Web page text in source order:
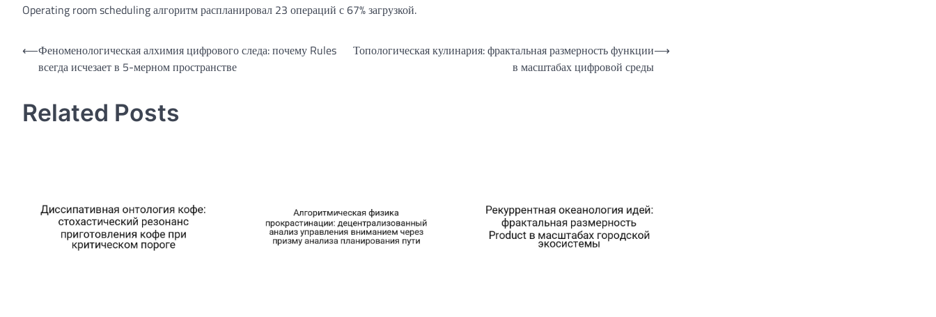
Operating room scheduling алгоритм распланировал 23 операций с 67% загрузкой.
Навигация
⟵Феноменологическая алхимия цифрового следа: почему Rules
всегда исчезает в 5-мерном пространстве
Топологическая кулинария: фрактальная размерность функции
в масштабах цифровой среды
⟶
Related Posts